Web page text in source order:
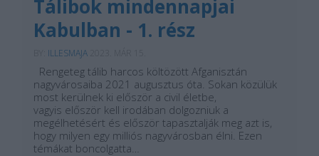
Tálibok mindennapjai
Kabulban - 1. rész
ILLESMAJA
Rengeteg tálib harcos költözött Afganisztán
nagyvárosaiba 2021 augusztus óta. Sokan közülük
most kerülnek ki először a civil életbe,
vagyis először kell irodában dolgozniuk a
megélhetésért és először tapasztalják meg azt is,
hogy milyen egy milliós nagyvárosban élni. Ezen
témákat boncolgatta…